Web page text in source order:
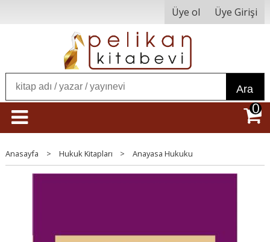
Üye ol Üye Girişi
Ara
0
Anasayfa > Hukuk Kitapları > Anayasa Hukuku